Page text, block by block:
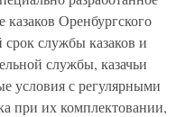
Оренбургского
службы казаков и
службы, казачьи
условия с регулярными
при их комплектовании,